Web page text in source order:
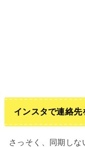
インスタで連絡先
さっそく、同期しな